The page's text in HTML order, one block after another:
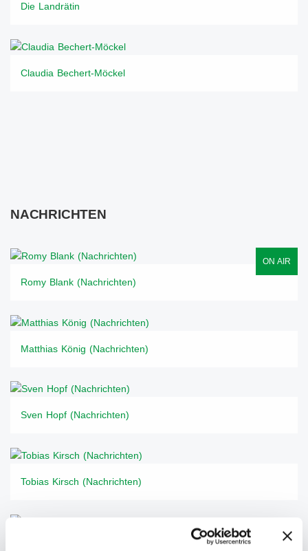
Die Landrätin
Claudia Bechert-Möckel
NACHRICHTEN
ON AIR
Romy Blank (Nachrichten)
Matthias König (Nachrichten)
Sven Hopf (Nachrichten)
Tobias Kirsch (Nachrichten)